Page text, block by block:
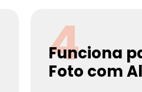
4
Funciona
Foto com